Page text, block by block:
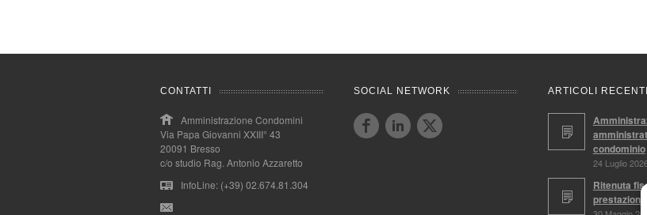
CONTATTI
Amministrazione Condomini
Via Papa Giovanni XXIII° 43
20091 Bresso
c/o studio Rag. Antonio Azzaretto
InfoLine: (+39) 02.674.81.304
SOCIAL NETWORK ARTICOLI RECENTI
condominio
24 Luglio
Ritenuta
prestazioni